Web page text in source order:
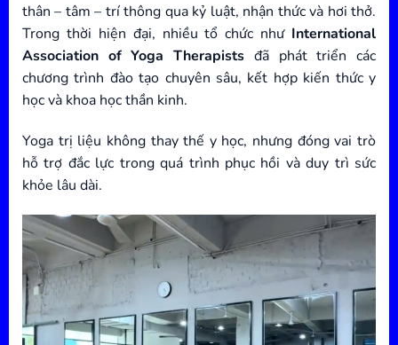
thân – tâm – trí thông qua kỷ luật, nhận thức và hơi thở.
Trong thời hiện đại, nhiều tổ chức như International
Association of Yoga Therapists đã phát triển các
chương trình đào tạo chuyên sâu, kết hợp kiến thức y
học và khoa học thần kinh.
Yoga trị liệu không thay thế y học, nhưng đóng vai trò
hỗ trợ đắc lực trong quá trình phục hồi và duy trì sức
khỏe lâu dài.